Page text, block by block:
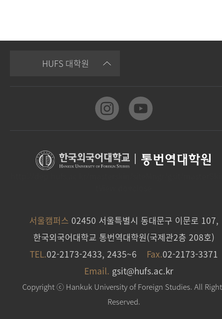
HUFS 대학원
통번역대학원
서울캠퍼스 02450 서울특별시 동대문구 이문로 107,
한국외국어대학교 통번역대학원(국제관2층 208호)
TEL.02-2173-2433, 2435~6 Fax.02-2173-3371
Email. gsit@hufs.ac.kr
Copyright ⓒ Hankuk University of Foreign Studies. All
Reserved.